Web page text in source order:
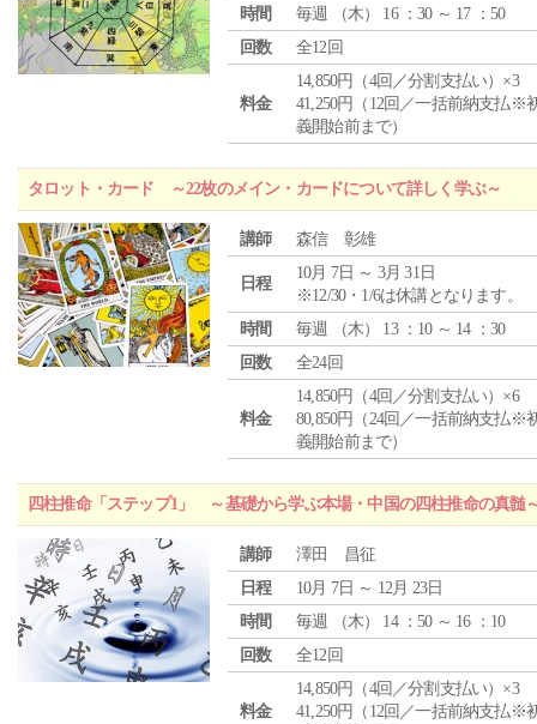
時間
毎週 （木） 16 ：30 ～ 17 ：50
回数
全12回
料金
14,850円（4回／分割支払い）×3
41,250円（12回／一括前納支払※
義開始前まで）
タロット・カード ～22枚のメイン・カードについて詳しく学ぶ～
講師 森信 彰雄
日程
10月 7日 ～ 3月 31日
※12/30・1/6は休講となります。
時間
毎週 （木） 13 ：10 ～ 14 ：30
回数
全24回
料金
14,850円（4回／分割支払い）×6
80,850円（24回／一括前納支払※
義開始前まで）
四柱推命「ステップ1」 ～基礎から学ぶ本場・中国の四柱推命の真髄
講師
澤田 昌征
日程
10月 7日 ～ 12月 23日
時間
毎週 （木） 14 ：50 ～ 16 ：10
回数
全12回
料金
14,850円（4回／分割支払い）×3
41,250円（12回／一括前納支払※